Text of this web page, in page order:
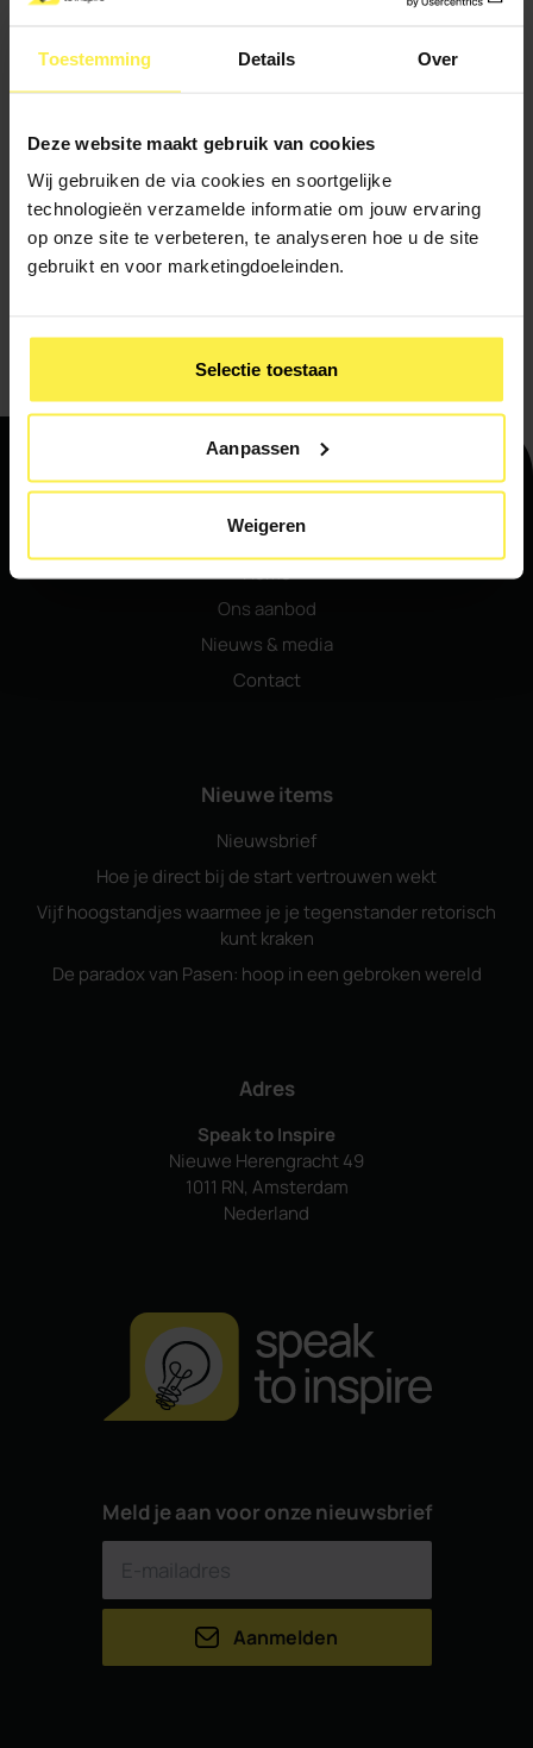
Toestemming Details Over
Deze website maakt gebruik van cookies
Wij gebruiken de via cookies en soortgelijke
technologieën verzamelde informatie om jouw ervaring
op onze site te verbeteren, te analyseren hoe u de site
gebruikt en voor marketingdoeleinden.
Selectie toestaan
Aanpassen
Weigeren
Ik meld me aan voor de nieuwsbrief
Verstuur
Navigatie
Home
Ons aanbod
Nieuws & media
Contact
Nieuwe items
Nieuwsbrief
Hoe je direct bij de start vertrouwen wekt
Vijf hoogstandjes waarmee je je tegenstander retorisch
kunt kraken
De paradox van Pasen: hoop in een gebroken wereld
Adres
Speak to Inspire
Nieuwe Herengracht 49
1011 RN, Amsterdam
Nederland
Meld je aan voor onze nieuwsbrief
Aanmelden